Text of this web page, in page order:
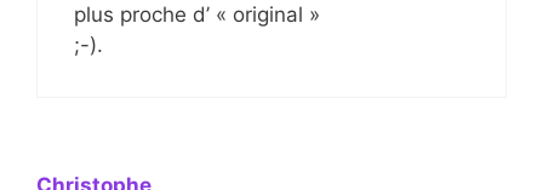
plus proche d’ « original »
;-).
Christophe